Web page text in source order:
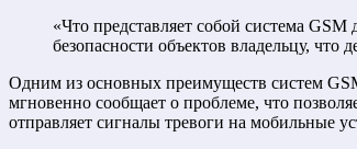
«Что представляет собой система
безопасности объектов владельцу, что
Одним из основных преимуществ систем
мгновенно сообщает о проблеме, что
отправляет сигналы тревоги на мобильные